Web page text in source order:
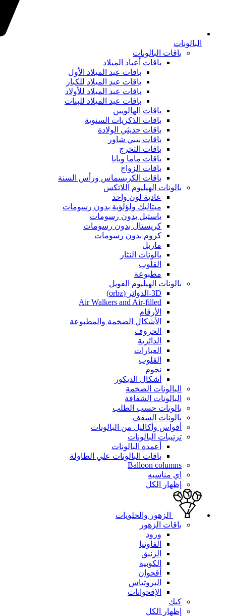
البالونات
باقات البالونات
باقات أعياد الميلاد
باقات عيد الميلاد الأول
باقات عيد الميلاد للكبار
باقات عيد الميلاد للأولاد
باقات عيد الميلاد للبنات
باقات الهالويين
باقات الذكريات السنوية
باقات حديثي الولادة
باقات بيبي شاور
باقات التخرج
باقات ماما وبابا
باقات الزواج
باقات الكريسماس ورأس السنة
بالونات الهيليوم اللاتكس
عادية لون واحد
ميتاليك ولؤلؤية بدون رسومات
باستيل بدون رسومات
كريستال بدون رسومات
كروم بدون رسومات
ماربل
بالونات النثار
القلوب
مطبوعة
بالونات الهيليوم الفويل
3D-الدوائر (orbz)
Air Walkers and Air-filled
الأرقام
الأشكال الضخمة والمطبوعة
الحروف
الدائرية
العبارات
القلوب
نجوم
أشكال الديكور
البالونات الضخمة
البالونات الشفافة
بالونات حسب الطلب
بالونات السقف
أقواس وأكاليل من البالونات
ترتيبات البالونات
أعمدة البالونات
باقات البالونات علي الطاولة
Balloon columns
اي مناسبه
إظهار الكل
الزهور والحلويات
باقات الزهور
ورود
الفاونيا
الزنبق
الكوبية
أقحوان
البروتياس
الإقحوانات
كيك
إظهار الكل